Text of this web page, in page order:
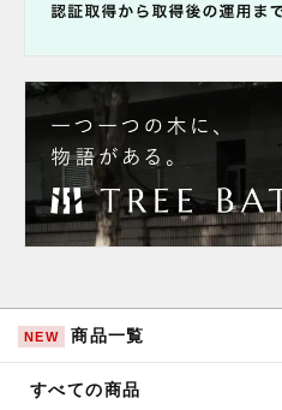
NEW 商品一覧
すべての商品